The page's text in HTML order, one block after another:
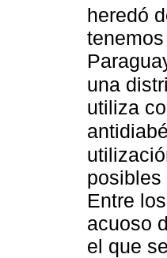
heredó
una
utiliza
Entre
acuoso
el que